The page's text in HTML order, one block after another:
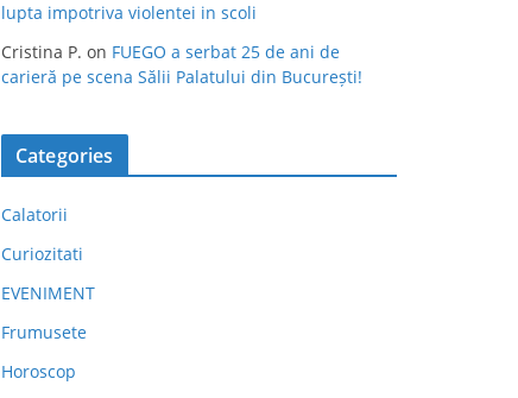
lupta impotriva violentei in scoli
Cristina P. on FUEGO a serbat 25 de ani de
carieră pe scena Sălii Palatului din București!
Categories
Calatorii
Curiozitati
EVENIMENT
Frumusete
Horoscop